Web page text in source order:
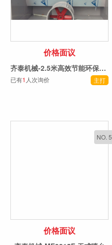
价格面议
齐泰机械-2.5米高效节能环保设备
已有1 人次询价 主打
价格面议
NO. 5